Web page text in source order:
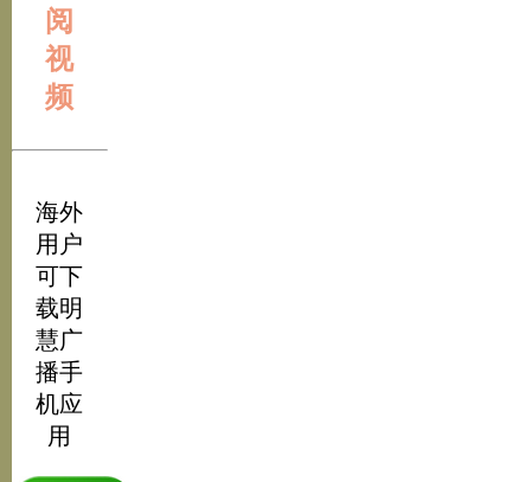
阅
视
频
海外
用户
可下
载明
慧广
播手
机应
用